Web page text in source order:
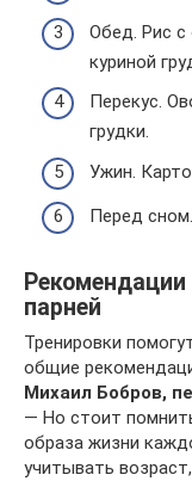
Обед. Рис
куриной
Перекус.
грудки.
Ужин.
Перед
парней
Тренировки
общие
Михаил Бобров,
— Но стоит
образа жизни
учитывать